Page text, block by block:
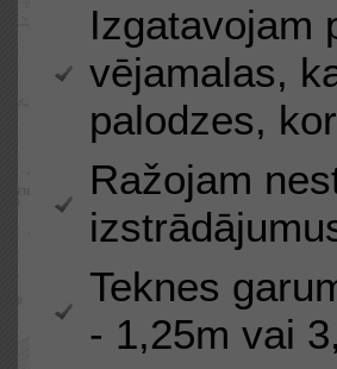
Izgatavojam
vējamalas,
palodzes,
Ražojam
Teknes
- 1,25m vai